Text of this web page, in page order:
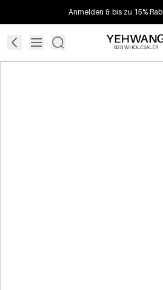
Anmelden & bis zu 15%
B2B WHOLESALER